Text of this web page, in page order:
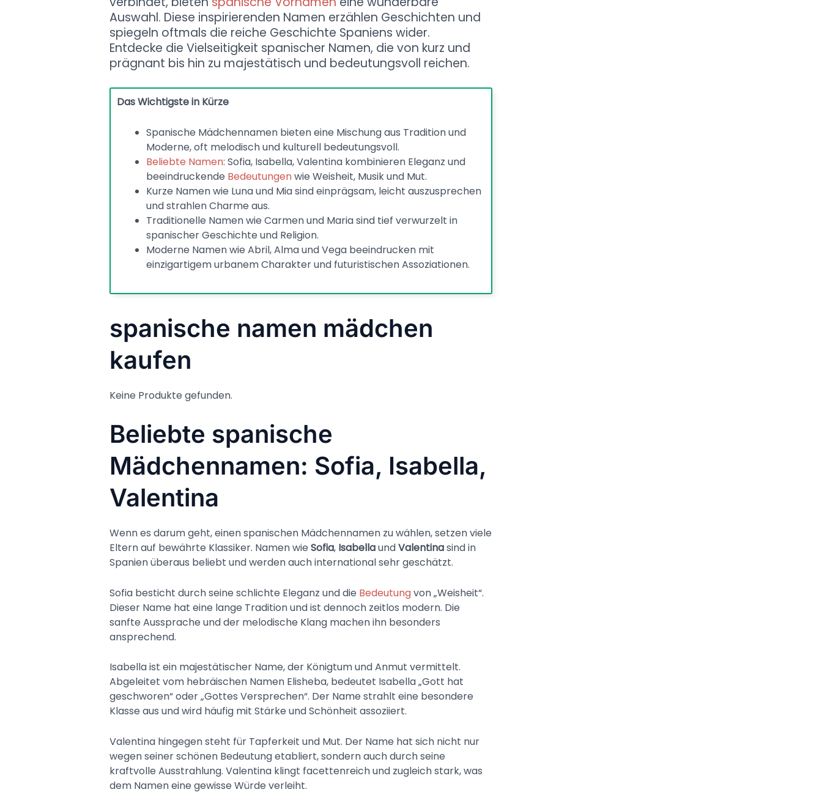
Auswahl. Diese inspirierenden Namen erzählen Geschichten und
spiegeln oftmals die reiche Geschichte Spaniens wider.
Entdecke die Vielseitigkeit spanischer Namen, die von kurz und
prägnant bis hin zu majestätisch und bedeutungsvoll reichen.
Das Wichtigste in Kürze
Spanische Mädchennamen bieten eine Mischung aus Tradition und
Moderne, oft melodisch und kulturell bedeutungsvoll.
Beliebte Namen: Sofia, Isabella, Valentina kombinieren Eleganz und
beeindruckende Bedeutungenwie Weisheit, Musik und Mut.
Kurze Namen wie Luna und Mia sind einprägsam, leicht auszusprechen
und strahlen Charme aus.
Traditionelle Namen wie Carmen und Maria sind tief verwurzelt in
spanischer Geschichte und Religion.
Moderne Namen wie Abril, Alma und Vega beeindrucken mit
einzigartigem urbanem Charakter und futuristischen Assoziationen.
spanische namen mädchen
kaufen
Keine Produkte gefunden.
Beliebte spanische
Mädchennamen: Sofia, Isabella,
Valentina
Wenn es darum geht, einen spanischen Mädchennamen zu wählen, setzen viele
Eltern auf bewährte Klassiker. Namen wie Sofia, IsabellaundValentinasind in
Spanien überaus beliebt und werden auch international sehr geschätzt.
Sofia besticht durch seine schlichte Eleganz und die Bedeutungvon „Weisheit“.
Dieser Name hat eine lange Tradition und ist dennoch zeitlos modern. Die
sanfte Aussprache und der melodische Klang machen ihn besonders
ansprechend.
Isabella ist ein majestätischer Name, der Königtum und Anmut vermittelt.
Abgeleitet vom hebräischen Namen Elisheba, bedeutet Isabella „Gott hat
geschworen“ oder „Gottes Versprechen“. Der Name strahlt eine besondere
Klasse aus und wird häufig mit Stärke und Schönheit assoziiert.
Valentina hingegen steht für Tapferkeit und Mut. Der Name hat sich nicht nur
wegen seiner schönen Bedeutung etabliert, sondern auch durch seine
kraftvolle Ausstrahlung. Valentina klingt facettenreich und zugleich stark, was
dem Namen eine gewisse Würde verleiht.